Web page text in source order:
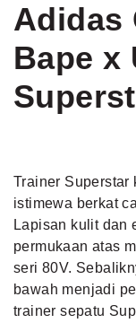
Adidas
Bape x
Trainer
istimewa berkat
Lapisan kulit dan
permukaan atas
seri 80V.
bawah menjadi
trainer sepatu